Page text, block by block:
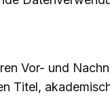
Vor- und
Titel,